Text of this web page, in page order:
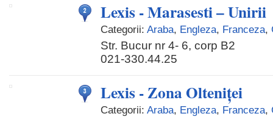
Lexis - Marasesti – Unirii
Categorii: Araba, Engleza, Franceza,
Str. Bucur nr 4- 6, corp B2
021-330.44.25
Lexis - Zona Olteniţei
Categorii: Araba, Engleza, Franceza,